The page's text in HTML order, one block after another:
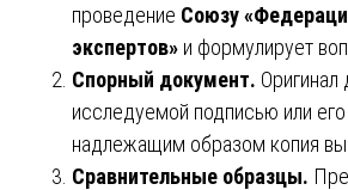
проведение Союзу
экспертов» и формулирует
Спорный документ. Оригинал
исследуемой подписью или
надлежащим образом копия
Сравнительные образцы.